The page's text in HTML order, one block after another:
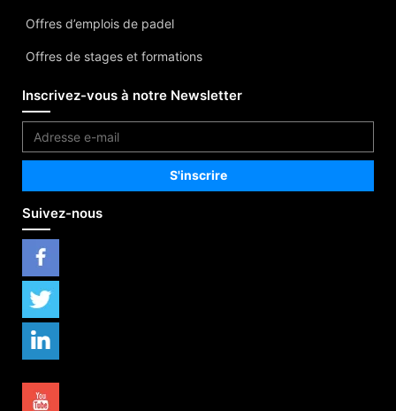
Offres d’emplois de padel
Offres de stages et formations
Inscrivez-vous à notre Newsletter
Suivez-nous